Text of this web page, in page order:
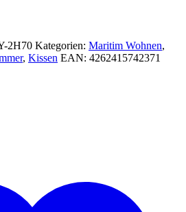
2H70 Kategorien: Maritim Wohnen,
, Kissen EAN: 4262415742371